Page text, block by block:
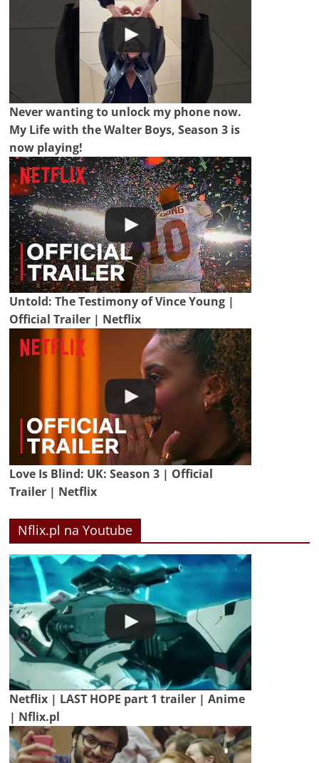
Never wanting to unlock my phone now.
My Life with the Walter Boys, Season 3 is
now playing!
Untold: The Testimony of Vince Young |
Official Trailer | Netflix
Love Is Blind: UK: Season 3 | Official
Trailer | Netflix
Nflix.pl na Youtube
Netflix | LAST HOPE part 1 trailer | Anime
| Nflix.pl